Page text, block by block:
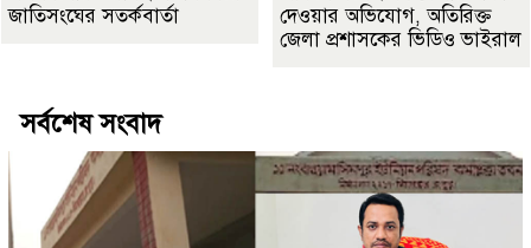
জাতিসংঘের সতর্কবার্তা
দেওয়ার অভিযোগ, অতিরিক্ত
জেলা প্রশাসকের ভিডিও ভাইরাল
সর্বশেষ সংবাদ